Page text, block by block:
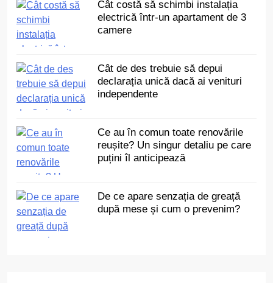
Cât costă să schimbi instalația
electrică într-un apartament de 3
camere
Cât de des trebuie să depui
declarația unică dacă ai venituri
independente
Ce au în comun toate renovările
reușite? Un singur detaliu pe care
puțini îl anticipează
De ce apare senzația de greață
după mese și cum o prevenim?